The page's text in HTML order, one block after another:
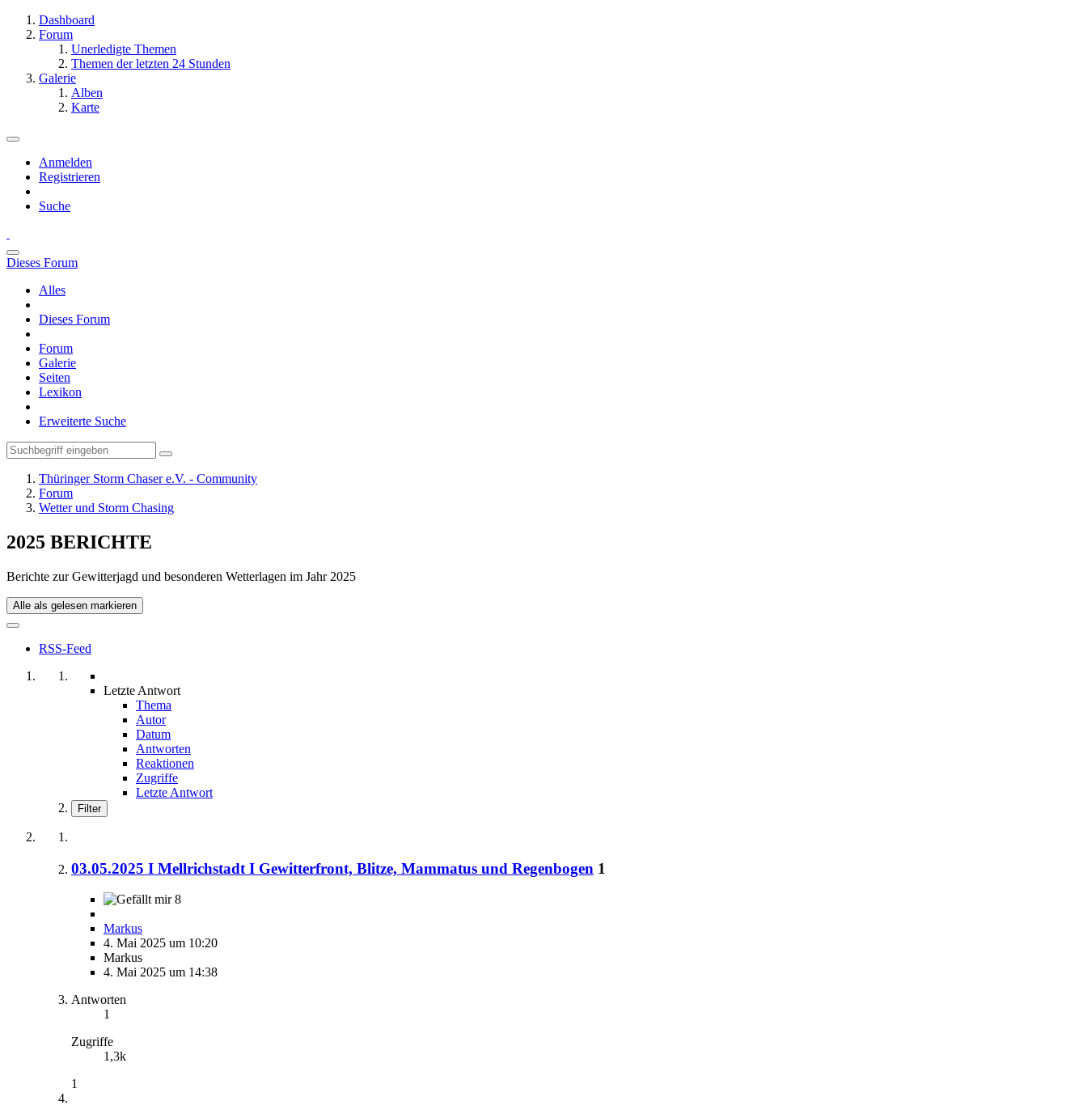
Dashboard
Forum
Unerledigte Themen
Themen der letzten 24 Stunden
Galerie
Alben
Karte
Anmelden
Registrieren
Suche
Dieses Forum
Alles
Dieses Forum
Forum
Galerie
Seiten
Lexikon
Erweiterte Suche
Thüringer Storm Chaser e.V. - Community
Forum
Wetter und Storm Chasing
2025 BERICHTE
Berichte zur Gewitterjagd und besonderen Wetterlagen im Jahr 2025
Alle als gelesen markieren
RSS-Feed
Letzte Antwort
Thema
Autor
Datum
Antworten
Reaktionen
Zugriffe
Letzte Antwort
Filter
03.05.2025 I Mellrichstadt I Gewitterfront, Blitze, Mammatus und Regenbogen 1
8
Markus
4. Mai 2025 um 10:20
Markus
4. Mai 2025 um 14:38
Antworten
1
Zugriffe
1,3k
1